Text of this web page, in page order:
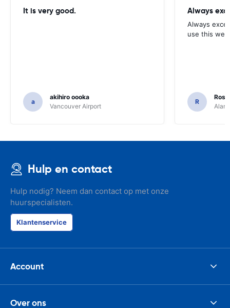
It is very good.
a
akihiro oooka
Vancouver Airport
Always
Always
use this
R
Hulp en contact
Hulp nodig? Neem dan contact op met onze
huurspecialisten.
Klantenservice
Account
Over ons